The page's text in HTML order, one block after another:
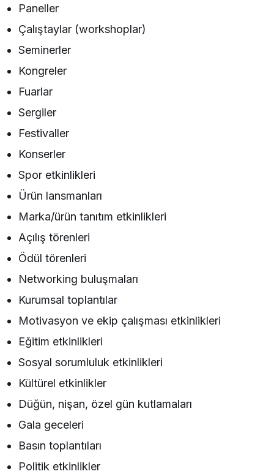
Paneller
Çalıştaylar (workshoplar)
Seminerler
Kongreler
Fuarlar
Sergiler
Festivaller
Konserler
Spor etkinlikleri
Ürün lansmanları
Marka/ürün tanıtım etkinlikleri
Açılış törenleri
Ödül törenleri
Networking buluşmaları
Kurumsal toplantılar
Motivasyon ve ekip çalışması etkinlikleri
Eğitim etkinlikleri
Sosyal sorumluluk etkinlikleri
Kültürel etkinlikler
Düğün, nişan, özel gün kutlamaları
Gala geceleri
Basın toplantıları
Politik etkinlikler